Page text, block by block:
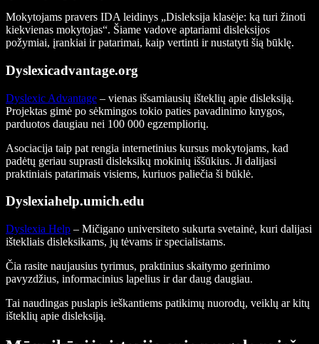
Mokytojams pravers IDA leidinys „Disleksija klasėje: ką turi žinoti
kiekvienas mokytojas“. Šiame vadove aptariami disleksijos
požymiai, įrankiai ir patarimai, kaip vertinti ir nustatyti šią būklę.
Dyslexicadvantage.org
Dyslexic Advantage – vienas išsamiausių išteklių apie disleksiją.
Projektas gimė po sėkmingos tokio paties pavadinimo knygos,
parduotos daugiau nei 100 000 egzempliorių.
Asociacija taip pat rengia internetinius kursus mokytojams, kad
padėtų geriau suprasti disleksikų mokinių iššūkius. Ji dalijasi
praktiniais patarimais visiems, kuriuos paliečia ši būklė.
Dyslexiahelp.umich.edu
Dyslexia Help – Mičigano universiteto sukurta svetainė, kuri dalijasi
ištekliais disleksikams, jų tėvams ir specialistams.
Čia rasite naujausius tyrimus, praktinius skaitymo gerinimo
pavyzdžius, informacinius lapelius ir dar daug daugiau.
Tai naudingas puslapis ieškantiems patikimų nuorodų, veiklų ar kitų
išteklių apie disleksiją.